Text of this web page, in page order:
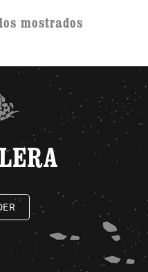
mostrados